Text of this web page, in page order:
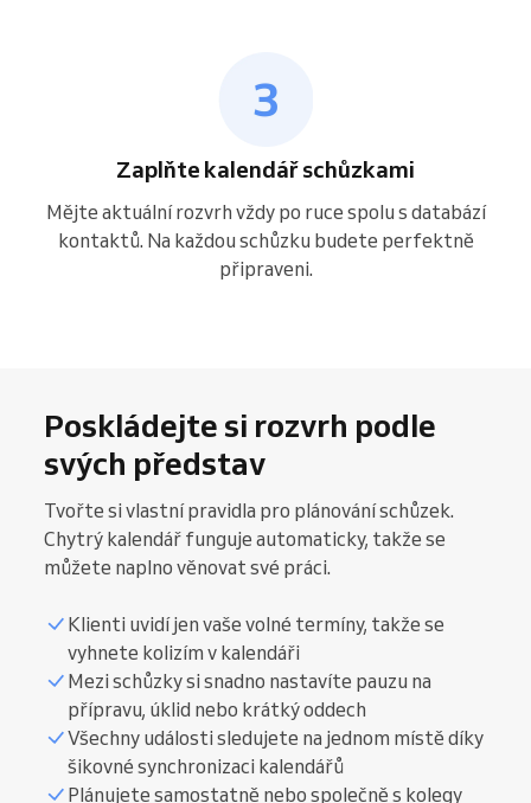
Zaplňte kalendář schůzkami
Mějte aktuální rozvrh vždy po ruce spolu s databází
kontaktů. Na každou schůzku budete perfektně
připraveni.
Poskládejte si rozvrh podle
svých představ
Tvořte si vlastní pravidla pro plánování schůzek.
Chytrý kalendář funguje automaticky, takže se
můžete naplno věnovat své práci.
Klienti uvidí jen vaše volné termíny, takže se
vyhnete kolizím v kalendáři
Mezi schůzky si snadno nastavíte pauzu na
přípravu, úklid nebo krátký oddech
Všechny události sledujete na jednom místě díky
šikovné synchronizaci kalendářů
Plánujete samostatně nebo společně s kolegy